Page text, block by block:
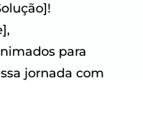
para
jornada com